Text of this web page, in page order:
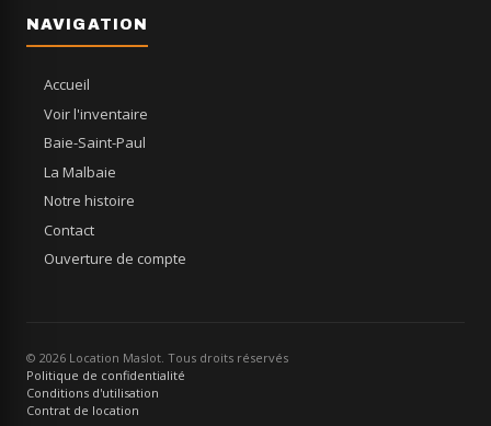
NAVIGATION
Accueil
Voir l'inventaire
Baie-Saint-Paul
La Malbaie
Notre histoire
Contact
Ouverture de compte
© 2026 Location Maslot. Tous droits réservés
Politique de confidentialité
Conditions d'utilisation
Contrat de location